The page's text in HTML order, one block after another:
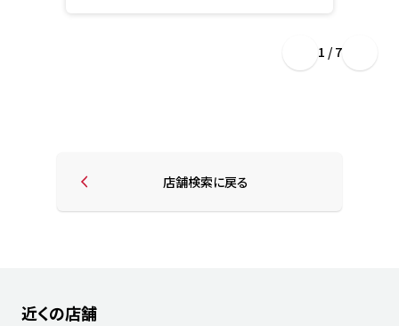
1 / 7
店舗検索に戻る
近くの店舗